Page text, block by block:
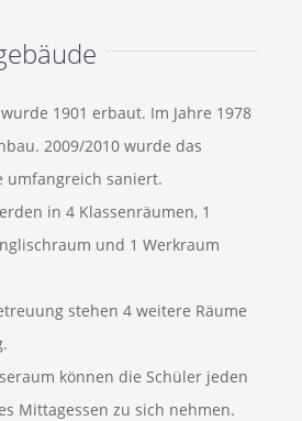
1901 erbaut. Im Jahre 1978
2009/2010 wurde das
umfangreich saniert.
in 4 Klassenräumen, 1
und 1 Werkraum
stehen 4 weitere Räume
können die Schüler jeden
Mittagessen zu sich nehmen.